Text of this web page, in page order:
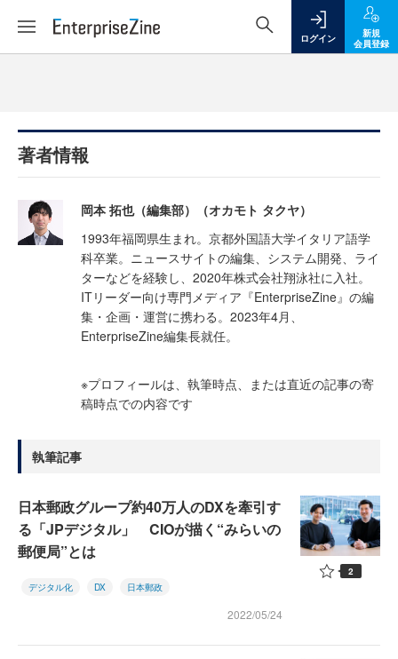
ログイン
新規
会員登録
著者情報
岡本 拓也（編集部）（オカモト タクヤ）
1993年福岡県生まれ。京都外国語大学イタリア語学
科卒業。ニュースサイトの編集、システム開発、ライ
ターなどを経験し、2020年株式会社翔泳社に入社。
ITリーダー向け専門メディア『EnterpriseZine』の編
集・企画・運営に携わる。2023年4月、
EnterpriseZine編集長就任。
※プロフィールは、執筆時点、または直近の記事の寄
稿時点での内容です
執筆記事
日本郵政グループ約40万人のDXを牽引す
る「JPデジタル」 CIOが描く“みらいの
郵便局”とは
デジタル化 DX 日本郵政
2022/05/24
2